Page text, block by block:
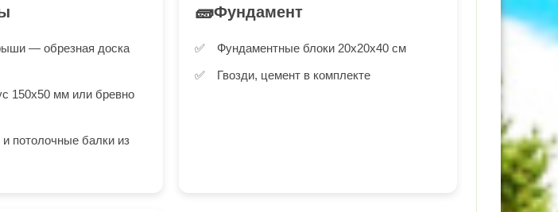
— обрезная доска
150х50 мм или бревно
потолочные балки из
🧱Фундамент
Фундаментные блоки 20х20х40 см
Гвозди, цемент в комплекте